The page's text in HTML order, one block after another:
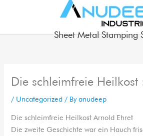
Sheet Metal Stamping
Die schleimfreie Heilkost
/ Uncategorized / Byanudeep
Die schleimfreie Heilkost Arnold Ehret
Die zweite Geschichte war ein Hauch